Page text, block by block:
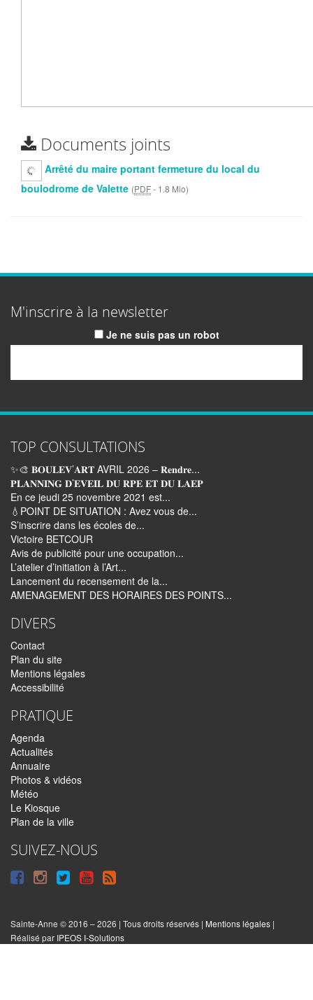
Documents joints
Arrêté du maire portant fermeture du local du
boulodrome de Valette (PDF- 1.8 Mio)
M'inscrire à la newsletter
Je ne suis pas un robot
TOP CONSULTATIONS
✨🎨 𝐁𝐎𝐔𝐋𝐄𝐕’𝐀𝐑𝐓 AVRIL 2026 – 𝐑𝐞𝐧𝐝𝐫𝐞...
𝐏𝐋𝐀𝐍𝐍𝐈𝐍𝐆 𝐃’𝐄𝐕𝐄𝐈𝐋 𝐃𝐔 𝐑𝐏𝐄 𝐄𝐓 𝐃𝐔 𝐋𝐀𝐄𝐏
En ce jeudi 25 novembre 2021 est...
💧POINT DE SITUATION : Avez vous de...
S’inscrire dans les écoles de...
Victoire BETCOUR
Avis de publicité pour une occupation...
L’atelier d’initiation à l’Art...
Lancement du recensement de la...
AMENAGEMENT DES HORAIRES DES POINTS...
DIVERS
Contact
Plan du site
Mentions légales
Accessibilité
PRATIQUE
Agenda
Actualités
Annuaire
Photos & vidéos
Météo
Le Kiosque
Plan de la ville
SUIVEZ-NOUS
Suivre
Facebook
Suivre
Instagram
Suivre
Twitter
Syndiquer
le
site
Sainte-Anne © 2016 – 2026 | Tous droits réservés | Mentions légales |
Réalisé par IPEOS I-Solutions
Réinitialiser